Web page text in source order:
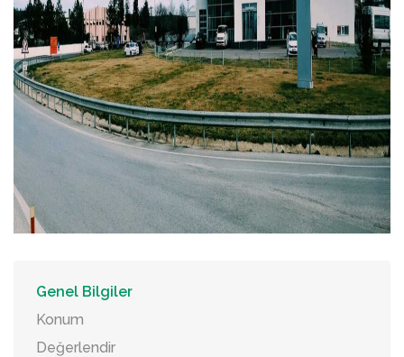
Genel Bilgiler
Konum
Değerlendir